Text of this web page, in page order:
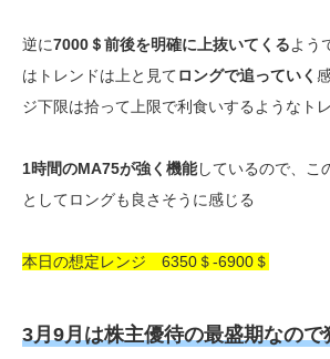
逆に7000＄前後を明確に上抜いてくるよう
はトレンドは上と見てロングで追っていく
ジ下限は拾って上限で利食いするようなト
1時間のMA75が強く機能しているので、こ
としてロングも良さそうに感じる
本日の想定レンジ 6350＄-6900＄
3月9月は株主優待の最盛期なので